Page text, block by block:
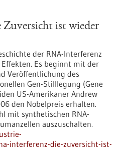
ist wieder
der RNA-Interferenz
Es beginnt mit der
Veröffentlichung des
Gen-Stilllegung (Gene
US-Amerikaner Andrew
den Nobelpreis erhalten.
mit synthetischen RNA-
auszuschalten.
interferenz-die-zuversicht-ist-